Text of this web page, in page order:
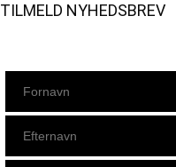
TILMELD NYHEDSBREV